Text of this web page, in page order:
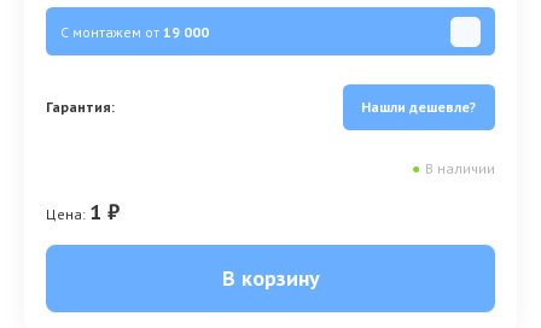
С монтажем от19 000
Гарантия: Нашли дешевле?
● В наличии
Цена: 1 ₽
В корзину